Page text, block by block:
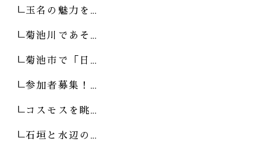
玉名の魅力を…
菊池川であそ…
菊池市で「日…
参加者募集！…
コスモスを眺…
石垣と水辺の…